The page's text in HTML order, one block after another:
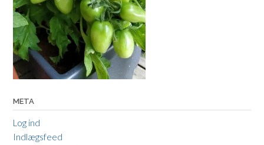
META
Log ind
Indlægsfeed